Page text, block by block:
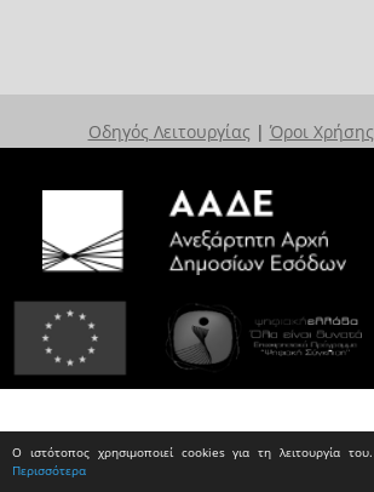
Ο ιστότοπος χρησιμοποιεί cookies για τη λειτουργία του.
Περισσότερα
Οδηγός Λειτουργίας | Όροι Χρήσης